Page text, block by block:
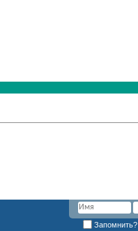
Запомнить?